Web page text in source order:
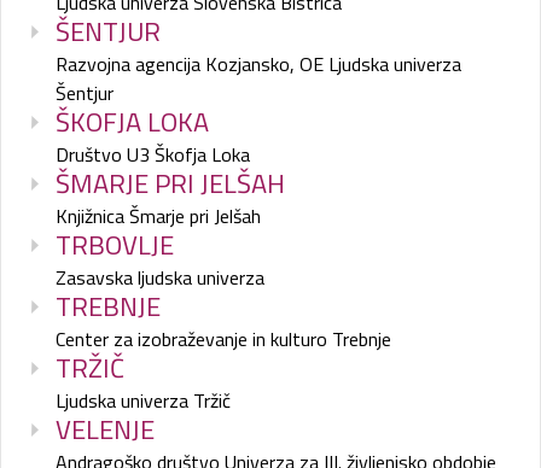
ŠENTJUR
Razvojna agencija Kozjansko, OE Ljudska univerza
Šentjur
ŠKOFJA LOKA
Društvo U3 Škofja Loka
ŠMARJE PRI JELŠAH
Knjižnica Šmarje pri Jelšah
TRBOVLJE
Zasavska ljudska univerza
TREBNJE
Center za izobraževanje in kulturo Trebnje
TRŽIČ
Ljudska univerza Tržič
VELENJE
Andragoško društvo Univerza za III. življenjsko obdobje